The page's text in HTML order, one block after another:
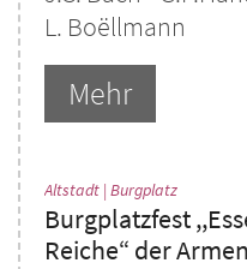
L. Boëllmann
Mehr
Altstadt | Burgplatz:
Burgplatzfest
Reiche“ der